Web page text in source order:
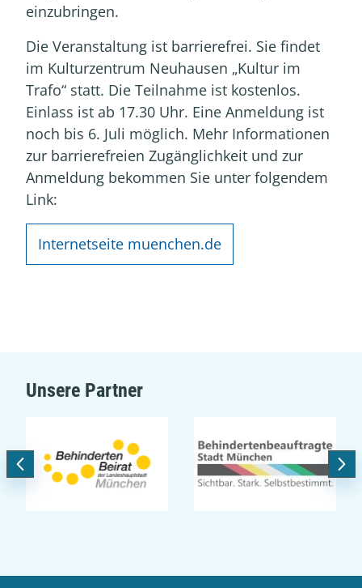
einzubringen.
Die Veranstaltung ist barrierefrei. Sie findet
im Kulturzentrum Neuhausen „Kultur im
Trafo“ statt. Die Teilnahme ist kostenlos.
Einlass ist ab 17.30 Uhr. Eine Anmeldung ist
noch bis 6. Juli möglich. Mehr Informationen
zur barrierefreien Zugänglichkeit und zur
Anmeldung bekommen Sie unter folgendem
Link:
Internetseite muenchen.de
Unsere Partner